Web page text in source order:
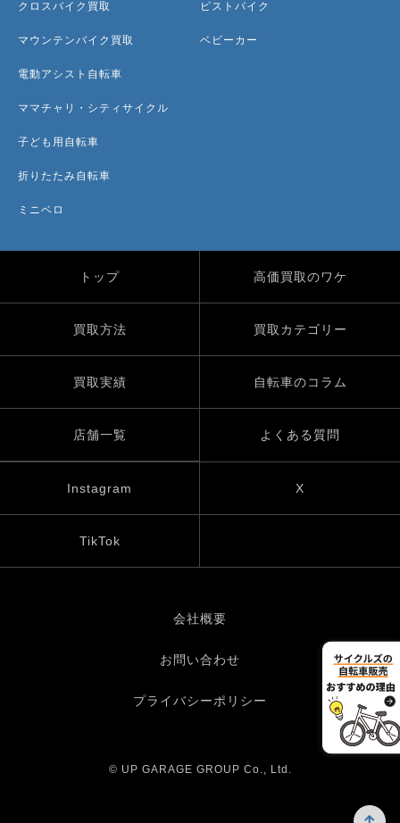
クロスバイク買取
マウンテンバイク買取
電動アシスト自転車
ママチャリ・シティサイクル
子ども用自転車
折りたたみ自転車
ミニベロ
ピストバイク
ベビーカー
トップ 高価買取のワケ
買取方法 買取カテゴリー
買取実績 自転車のコラム
店舗一覧 よくある質問
Instagram X
TikTok
会社概要
お問い合わせ
プライバシーポリシー
© UP GARAGE GROUP Co., Ltd.